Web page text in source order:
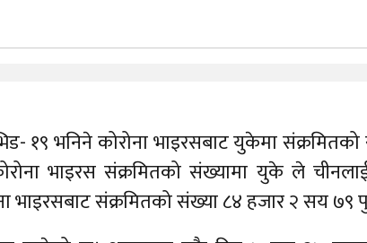
१९ भनिने कोरोना भाइरसबाट युकेमा
भाइरस संक्रमितको संख्यामा युके ले
भाइरसबाट संक्रमितको संख्या ८४ हजार २ सय ७९